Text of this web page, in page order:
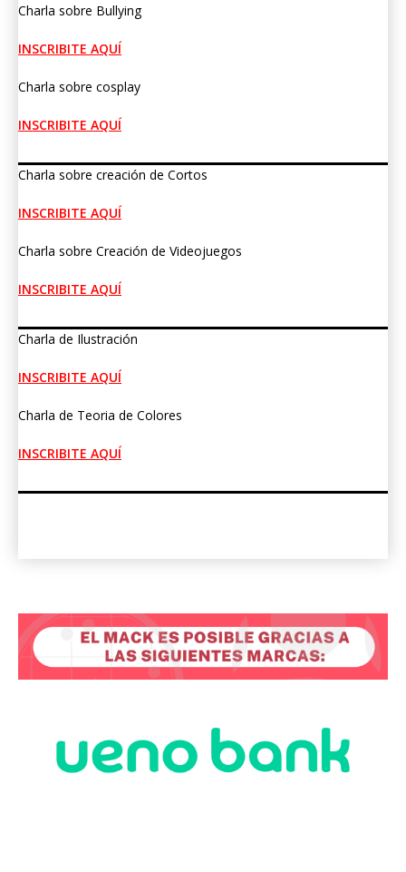
Charla sobre Bullying
INSCRIBITE AQUÍ
Charla sobre cosplay
INSCRIBITE AQUÍ
Charla sobre creación de Cortos
INSCRIBITE AQUÍ
Charla sobre Creación de Videojuegos
INSCRIBITE AQUÍ
Charla de Ilustración
INSCRIBITE AQUÍ
Charla de Teoria de Colores
INSCRIBITE AQUÍ